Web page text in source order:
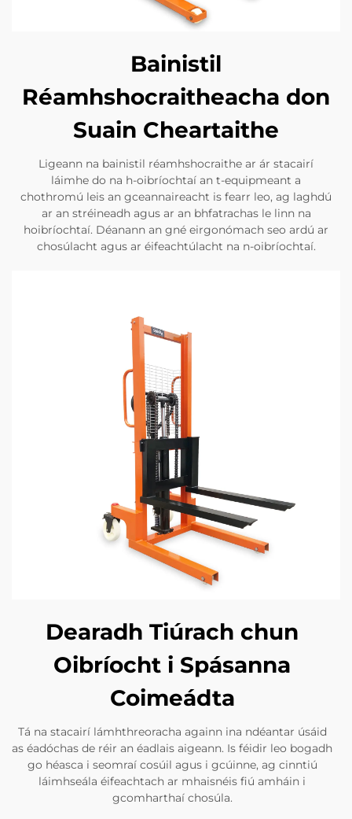
Bainistil
Réamhshocraitheacha don
Suain Cheartaithe
Ligeann na bainistil réamhshocraithe ar ár stacairí
láimhe do na h-oibríochtaí an t-equipmeant a
chothromú leis an gceannaireacht is fearr leo, ag laghdú
ar an stréineadh agus ar an bhfatrachas le linn na
hoibríochtaí. Déanann an gné eirgonómach seo ardú ar
chosúlacht agus ar éifeachtúlacht na n-oibríochtaí.
Dearadh Tiúrach chun
Oibríocht i Spásanna
Coimeádta
Tá na stacairí lámhthreoracha againn ina ndéantar úsáid
as éadóchas de réir an éadlais aigeann. Is féidir leo bogadh
go héasca i seomraí cosúil agus i gcúinne, ag cinntiú
láimhseála éifeachtach ar mhaisnéis fiú amháin i
gcomharthaí chosúla.